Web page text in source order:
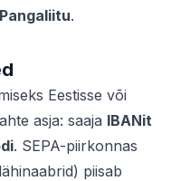
.
Eestisse või
asja: saaja IBANit
. SEPA-piirkonnas
piisab